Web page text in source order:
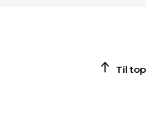
Til top